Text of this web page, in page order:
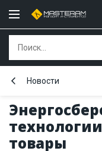
товары
Новости